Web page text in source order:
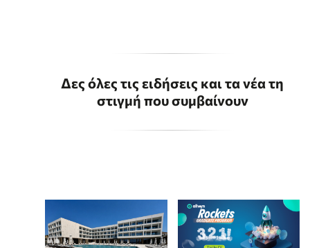
Δες όλες τις ειδήσεις και τα νέα τη
στιγμή που συμβαίνουν